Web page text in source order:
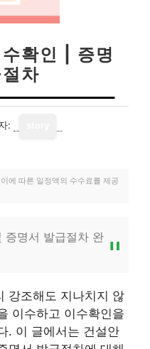
확인 | 증명
차
:
에 따른 일정액의 수수료를 제공
증명서 발급절차 완
강조해도 지나치지 않
이수하고 이수확인을
. 이 글에서는 건설안